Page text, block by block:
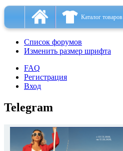
Каталог товаров
Список форумов
Изменить размер шрифта
FAQ
Регистрация
Вход
Telegram